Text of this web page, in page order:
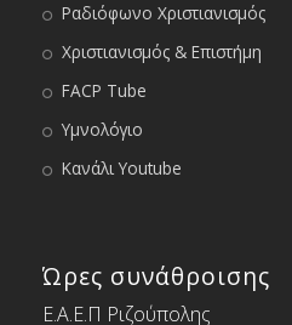
Ραδιόφωνο Χριστιανισμός
Χριστιανισμός & Επιστήμη
FACP Tube
Υμνολόγιο
Κανάλι Youtube
Ώρες συνάθροισης
Ε.Α.Ε.Π Ριζούπολης